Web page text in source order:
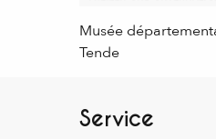
Musée
Tende
Service